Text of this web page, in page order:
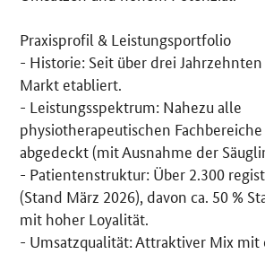
Praxisprofil & Leistungsportfolio
- Historie: Seit über drei
Markt etabliert.
- Leistungsspektrum: Nahezu alle
physiotherapeutischen
abgedeckt (mit Ausnahme der
- Patientenstruktur: Über 2.300
(Stand März 2026), davon ca. 50 %
mit hoher Loyalität.
- Umsatzqualität: Attraktiver Mix mit